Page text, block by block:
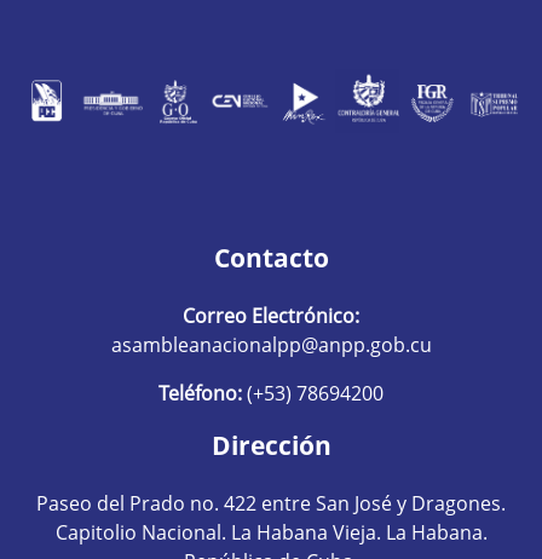
Contacto
Correo Electrónico:
asambleanacionalpp@anpp.gob.cu
Teléfono:(+53) 78694200
Dirección
Paseo del Prado no. 422 entre San José y Dragones.
Capitolio Nacional. La Habana Vieja. La Habana.